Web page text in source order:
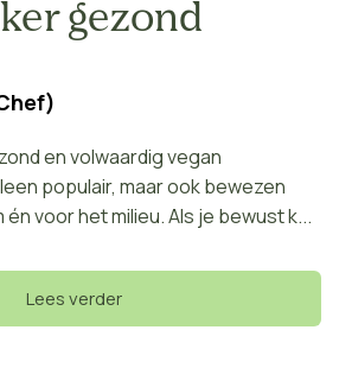
gezond
en volwaardig vegan
populair, maar ook bewezen
voor het milieu. Als je bewust k...
Lees verder